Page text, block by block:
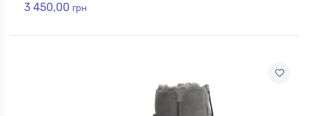
3 450,00 грн